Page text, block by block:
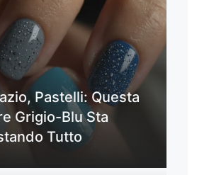
Pastelli: Questa
Grigio-Blu Sta
Tutto